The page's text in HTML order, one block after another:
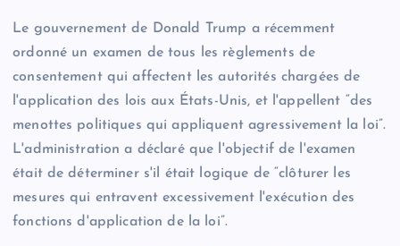
Le gouvernement de Donald Trump a récemment
ordonné un examen de tous les règlements de
consentement qui affectent les autorités chargées de
l'application des lois aux États-Unis, et l'appellent “des
menottes politiques qui appliquent agressivement la loi”.
L'administration a déclaré que l'objectif de l'examen
était de déterminer s'il était logique de “clôturer les
mesures qui entravent excessivement l'exécution des
fonctions d'application de la loi”.